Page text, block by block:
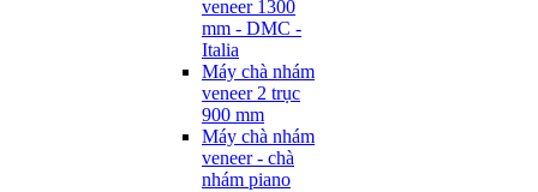
veneer 1300
mm - DMC -
Italia
Máy chà nhám
veneer 2 trục
900 mm
Máy chà nhám
veneer - chà
nhám piano